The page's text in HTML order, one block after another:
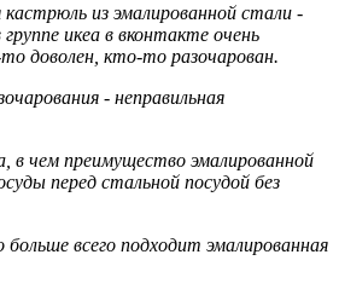
кастрюль из эмалированной стали -
икеа в вконтакте очень
доволен, кто-то разочарован.
- неправильная
чем преимущество эмалированной
перед стальной посудой без
больше всего подходит эмалированная